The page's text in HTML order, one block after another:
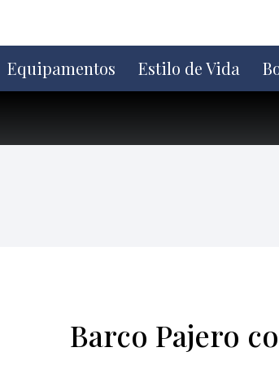
Equipamentos Estilo de Vida
Barco Pajero